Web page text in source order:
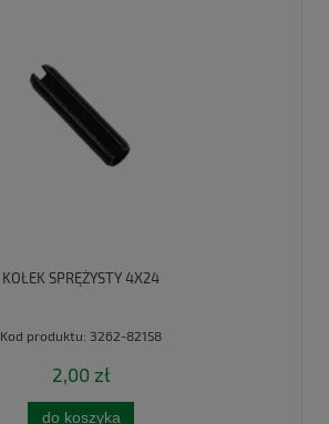
KOŁEK SPRĘŻYSTY 4X24
Kod produktu: 3262-82158
2,00 zł
do koszyka